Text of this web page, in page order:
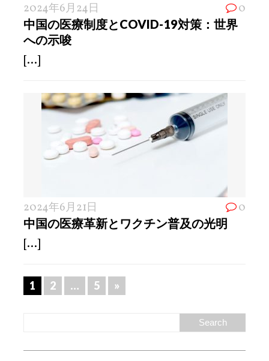
2024年6月24日 0
中国の医療制度とCOVID-19対策：世界
への示唆
[...]
2024年6月21日 0
中国の医療革新とワクチン普及の光明
[...]
1 2 … 5 »